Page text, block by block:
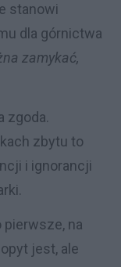
stanowi
dla górnictwa
zamykać,
zgoda.
zbytu to
i ignorancji
na
jest, ale